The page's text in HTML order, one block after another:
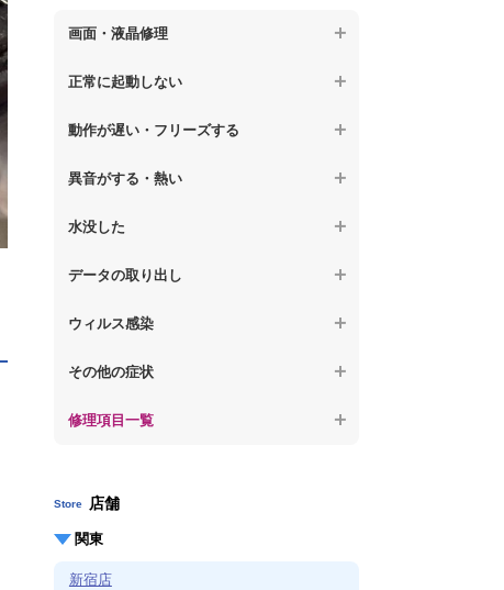
【ノートパソコン】ウィルス感染のその他
【ノートパソコン】電源故障
【ノートパソコン】液晶ディスプレイ交換
【ノートパソコン】マザーボード修理
画面・液晶修理
【macbook】画面の割れ・破損
のノイズが入る、色がおかしい、チラつく
【macbook】症状が選択肢にない、よく分
正常に起動しない
【macbook】電源ボタンを押しても反応が
【macbook】電源は入るが画面は真っ暗で
【macbook】症状が選択肢にない、よく分
動作が遅い・フリーズする
異音がする・熱い
【macbook】パソコンから異音がする
熱風が出ている
【macbook】症状が選択肢にない、よく分
水没した
【macbook】水没してパソコンが動かない
データの取り出し
【macbook】起動しないパソコンのデータ
【macbook】ログインできないパソコンの
ウィルス感染
【macbook】特定のプログラムを削除した
【macbook】症状が選択肢にない、よく分
その他の症状
修理項目一覧
Store 店舗
関東
新宿店